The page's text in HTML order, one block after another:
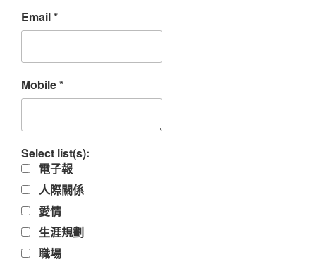
Email*
Mobile*
Select list(s):
電子報
人際關係
愛情
生涯規劃
職場